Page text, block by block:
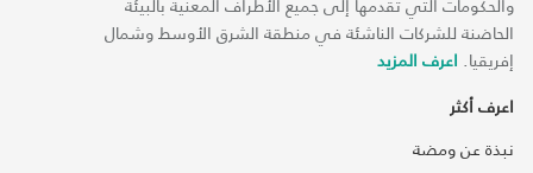
الحاضنة للشركات الناشئة في منطقة الشرق الأوسط وشمال
إفريقيا. اعرف المزيد
اعرف أكثر
نبذة عن ومضة